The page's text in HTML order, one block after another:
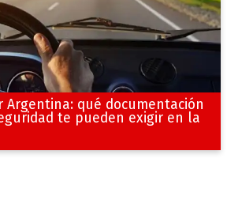
Argentina: qué documentación
te pueden exigir en la